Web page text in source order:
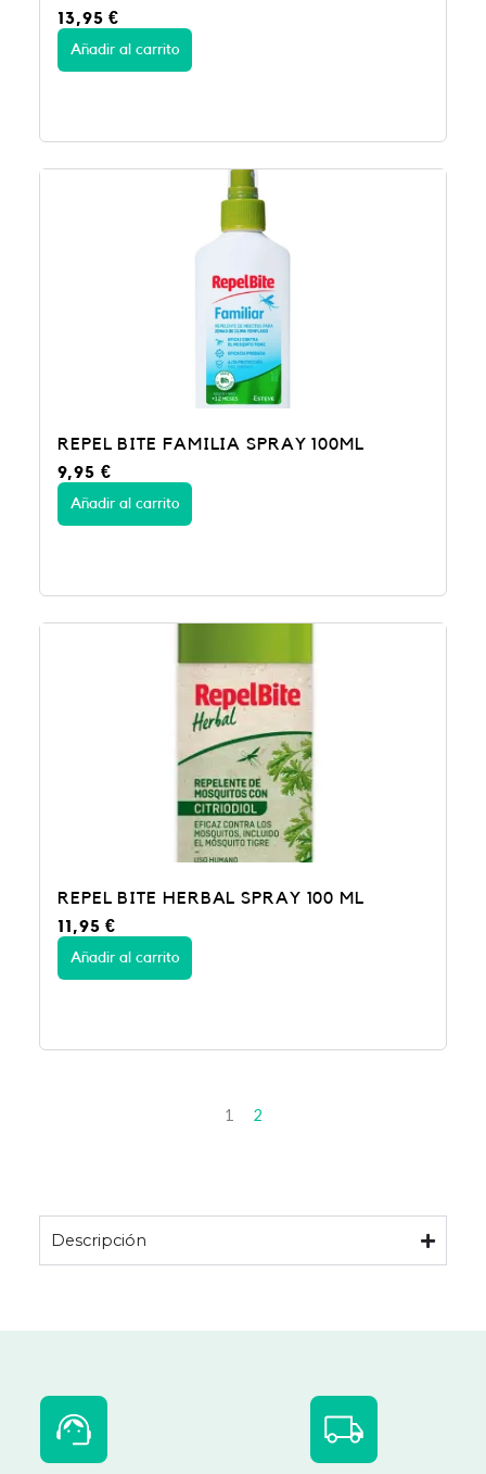
13,95€
Añadir al carrito
REPEL BITE FAMILIA SPRAY 100ML
9,95 €
Añadir al carrito
REPEL BITE HERBAL SPRAY 100 ML
11,95€
Añadir al carrito
1 2
Descripción